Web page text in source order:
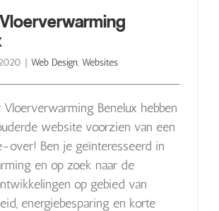
| Web Design, Websites
Vloerverwarming Benelux hebben
website voorzien van een
over! Ben je geïnteresseerd in
en op zoek naar de
op gebied van
energiebesparing en korte